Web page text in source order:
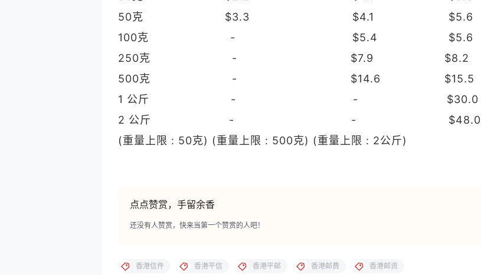
50克 $3.3 $4.1 $5.6
100克 - $5.4 $5.6
250克 - $7.9 $8.2
500克 - $14.6 $15.5
1 公斤 - - $30.0
2 公斤 - - $48.0
(重量上限 : 50克) (重量上限 : 500克) (重量上限 : 2公斤)
点点赞赏，手留余香
还没有人赞赏，快来当第一个赞赏的人吧！
香港信件 香港平信 香港平邮 香港邮费 香港邮资